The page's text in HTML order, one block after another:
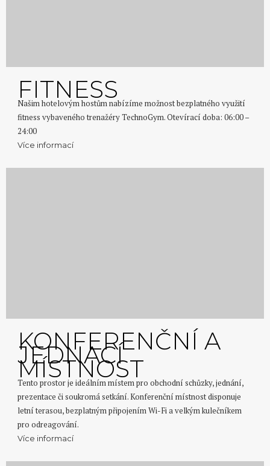
FITNESS
Našim hotelovým hostům nabízíme možnost bezplatného využití
fitness vybaveného trenažéry TechnoGym. Otevírací doba: 06:00 –
24:00
Více informací
KONFERENČNÍ A
JEDNACÍ
MÍSTNOST
Tento prostor je ideálním místem pro obchodní schůzky, jednání,
prezentace či soukromá setkání. Konferenční místnost disponuje
letní terasou, bezplatným připojením Wi-Fi a velkým kulečníkem
pro odreagování.
Více informací